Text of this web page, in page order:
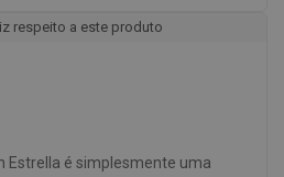
respeito a este produto
Estrella é simplesmente uma